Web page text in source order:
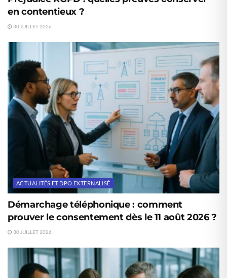
en contentieux ?
30 JUILLET 2026
ACTUALITÉS ET DPO EXTERNALISÉ
Démarchage téléphonique : comment
prouver le consentement dès le 11 août 2026 ?
30 JUILLET 2026